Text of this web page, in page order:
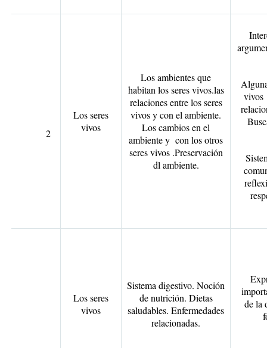
2
Los seres
vivos
Los ambientes que
habitan los seres vivos.las
relaciones entre los seres
vivos y con el ambiente.
Los cambios en el
ambiente y con los otros
seres vivos .Preservación
dl ambiente.
vivos
Los seres
vivos
Sistema digestivo. Noción
de nutrición. Dietas
saludables. Enfermedades
relacionadas.
de la